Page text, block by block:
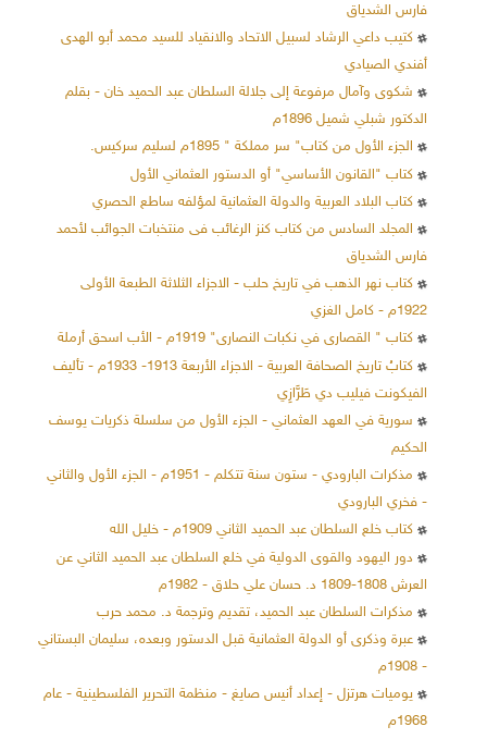
فارس الشدياق
كتيب داعي الرشاد لسبيل الاتحاد والانقياد للسيد محمد أبو الهدى
أفندي الصيادي
شكوى وآمال مرفوعة إلى جلالة السلطان عبد الحميد خان - بقلم
الدكتور شبلي شميل 1896م
الجزء الأول من كتاب" سر مملكة " 1895م لسليم سركيس.
كتاب "القانون الأساسي" أو الدستور العثماني الأول
كتاب البلاد العربية والدولة العثمانية لمؤلفه ساطع الحصري
المجلد السادس من كتاب كنز الرغائب فى منتخبات الجوائب لأحمد
فارس الشدياق
كتاب نهر الذهب في تاريخ حلب - الاجزاء الثلاثة الطبعة الأولى
1922م - كامل الغزي
كتاب " القصارى في نكبات النصارى" 1919م - الأب اسحق أرملة
كتابُ تاريخ الصحافة العربية - الاجزاء الأربعة 1913- 1933م - تأليف
الفيكونت فيليب دي طَرَّازِي
سورية في العهد العثماني - الجزء الأول من سلسلة ذكريات يوسف
الحكيم
مذكرات البارودي - ستون سنة تتكلم - 1951م - الجزء الأول والثاني
- فخري البارودي
كتاب خلع السلطان عبد الحميد الثاني 1909م - خليل الله
دور اليهود والقوى الدولية في خلع السلطان عبد الحميد الثاني عن
العرش 1808-1809 د. حسان علي حلاق - 1982م
مذكرات السلطان عبد الحميد، تقديم وترجمة د. محمد حرب
عبرة وذكرى أو الدولة العثمانية قبل الدستور وبعده، سليمان البستاني
يوميات هرتزل - إعداد أنيس صايغ - منظمة التحرير الفلسطينية - عام
1968م